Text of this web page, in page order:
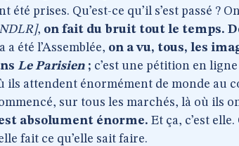
été prises. Qu’est-ce qu’il s’est passé ?
, on fait du bruit tout le temps.
a été l’Assemblée, on a vu, tous, les
Le Parisien ; c’est une pétition en
ils attendent énormément de monde au
sur tous les marchés, là où ils
absolument énorme. Et ça, c’est
fait ce qu’elle sait faire.